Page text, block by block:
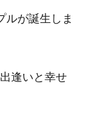
ルが誕生しま
逢いと幸せ